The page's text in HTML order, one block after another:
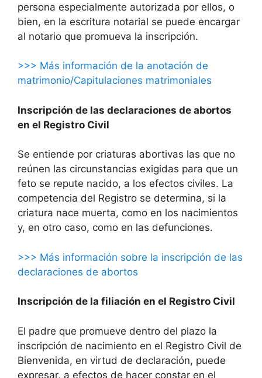
persona especialmente autorizada por ellos, o
bien, en la escritura notarial se puede encargar
al notario que promueva la inscripción.
>>> Más información de la anotación de
matrimonio/Capitulaciones matrimoniales
Inscripción de las declaraciones de abortos
en el Registro Civil
Se entiende por criaturas abortivas las que no
reúnen las circunstancias exigidas para que un
feto se repute nacido, a los efectos civiles. La
competencia del Registro se determina, si la
criatura nace muerta, como en los nacimientos
y, en otro caso, como en las defunciones.
>>> Más información sobre la inscripción de las
declaraciones de abortos
Inscripción de la filiación en el Registro Civil
El padre que promueve dentro del plazo la
inscripción de nacimiento en el Registro Civil de
Bienvenida, en virtud de declaración, puede
expresar, a efectos de hacer constar en el